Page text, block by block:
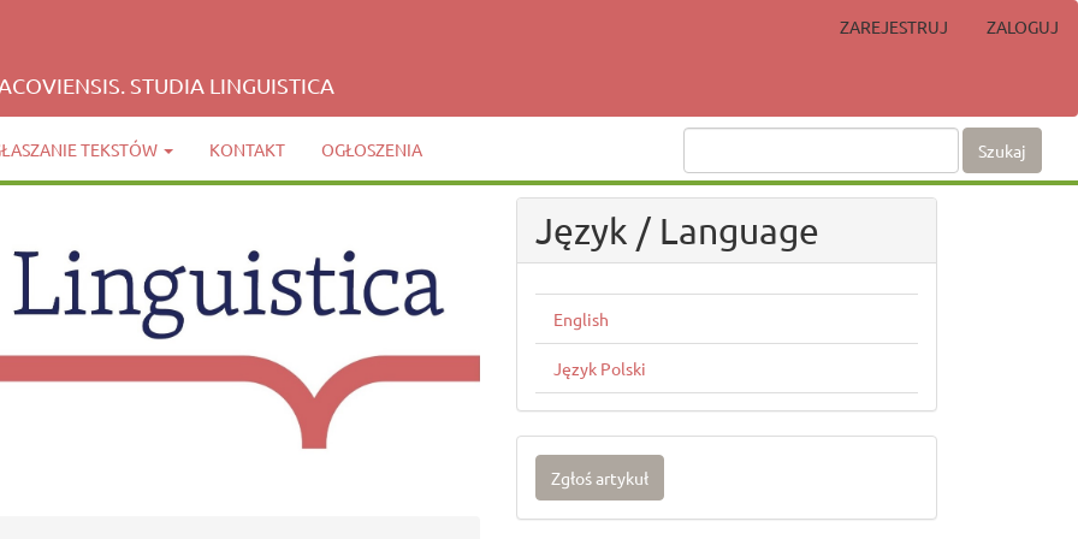
ZAREJESTRUJ ZALOGUJ
STUDIA LINGUISTICA
TEKSTÓW KONTAKT OGŁOSZENIA Szukaj
Język / Language
English
Język Polski
Zgłoś
artykuł
Zgłoś artykuł